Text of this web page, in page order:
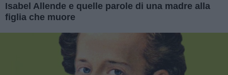
Isabel Allende e quelle parole di una madre alla
figlia che muore